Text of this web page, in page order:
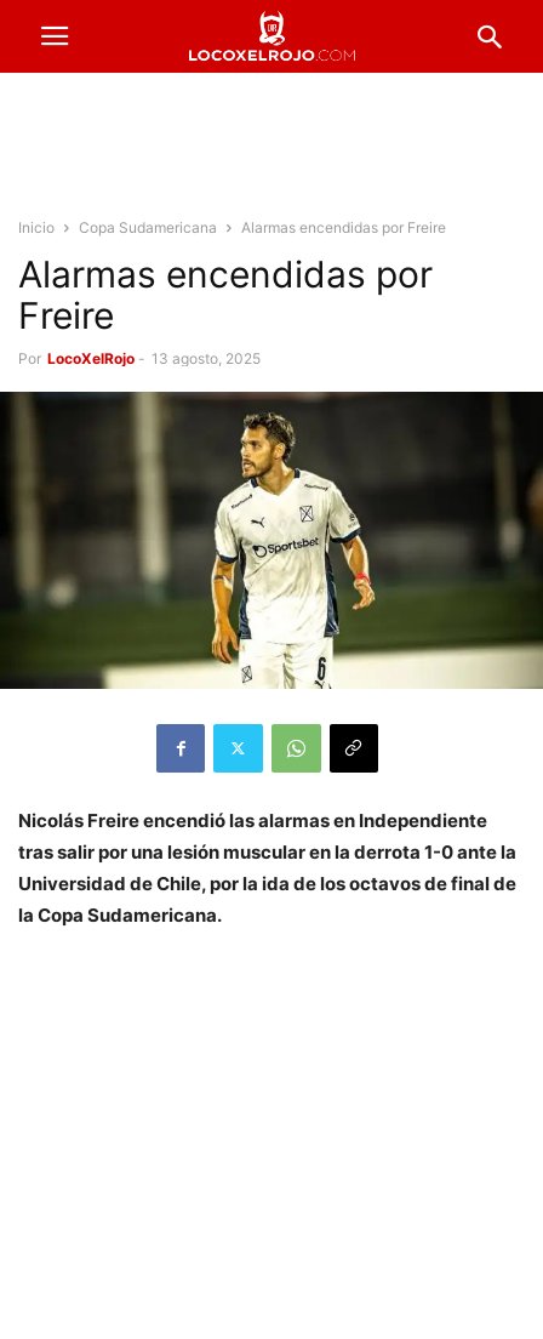
Inicio Copa Sudamericana Alarmas encendidas por Freire
Alarmas encendidas por
Freire
Por LocoXelRojo - 13 agosto, 2025
Nicolás Freire encendió las alarmas en Independiente
tras salir por una lesión muscular en la derrota 1-0 ante la
Universidad de Chile, por la ida de los octavos de final de
la Copa Sudamericana.